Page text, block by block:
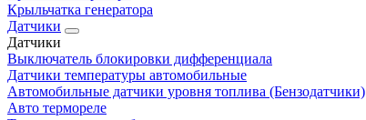
Крыльчатка генератора
Датчики
Датчики
Выключатель блокировки дифференциала
Датчики температуры автомобильные
Автомобильные датчики уровня топлива (Бензодатчики)
Авто термореле